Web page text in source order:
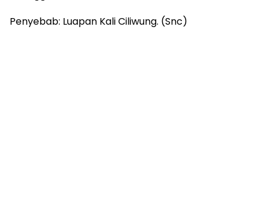
Penyebab: Luapan Kali Ciliwung. (Snc)